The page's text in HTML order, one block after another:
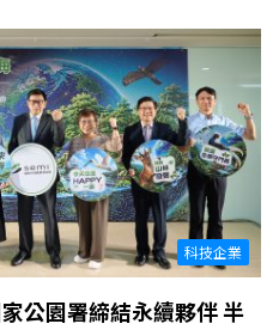
科技企業
公園署締結永續夥伴 半